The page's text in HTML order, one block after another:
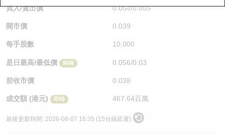
買入/賣出價 0.054/0.055
開市價 0.039
每手股數 10,000
是日最高/最低價 即時 0.056/0.03
前收市價 0.038
成交額 (港元) 即時 467.64百萬
最後更新時間: 2026-08-07 16:35 (15分鐘延遲)
認股證分析儀
認股證速算機
認股證/牛熊證日誌
認股證文件及公告
新發行瑞銀牛熊證
已收回牛熊證剩餘價值
牛熊證到期結算價查詢
牛熊證分析儀
街貨統計
三十大平均引伸波幅
科指成份股
相關資產沽空
中資ETFs溢價比較
AH 股價對照
牛熊證投資者教育
認股證牛熊證常問問題